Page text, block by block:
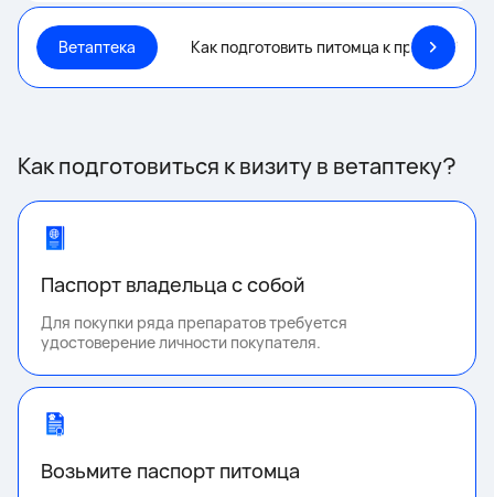
Ветаптека Как подготовить питомца к приёму?
Как подготовиться к визиту в ветаптеку?
Паспорт владельца с собой
Для покупки ряда препаратов требуется
удостоверение личности покупателя.
Возьмите паспорт питомца